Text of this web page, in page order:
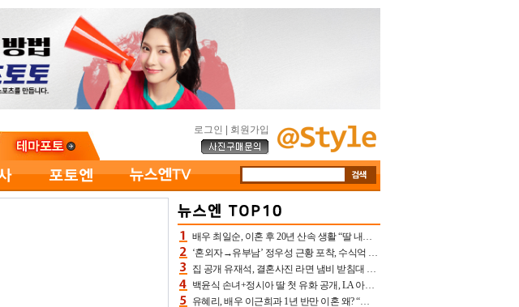
로그인 회원가입
배우 최일순, 이혼 후 20년 산속 생활 “딸 내가 버렸다고 원망‥맘 아파”(특종)[어제TV]
‘혼외자→유부남’ 정우성 근황 포착, 수식억 해킹 피해 후배 만났다 “존경하는”
집 공개 유재석, 결혼사진 라면 냄비 받침대 되고 분노‥가족사진도 피해(놀뭐)[어제TV]
백윤식 손녀+정시아 딸 첫 유화 공개, LA 아트쇼→서울국제조각페스타 작가다운 수준급 실력
유혜리, 배우 이근희과 1년 반만 이혼 왜? “식칼 꽂고 의자 던져” 충격 폭로(특종)[어제TV]